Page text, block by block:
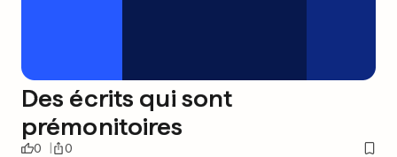
Des écrits qui sont
prémonitoires
0 0